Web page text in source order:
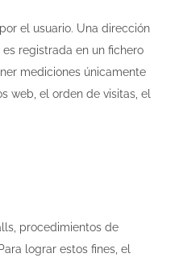
el usuario. Una dirección
registrada en un fichero
mediciones únicamente
web, el orden de visitas, el
procedimientos de
lograr estos fines, el